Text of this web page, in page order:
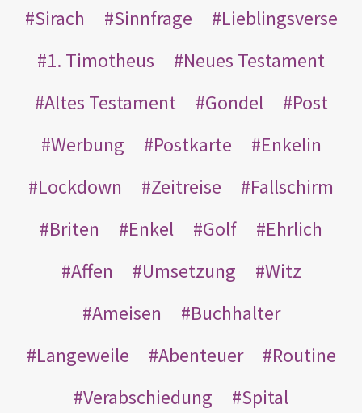
Sirach
Sinnfrage
Lieblingsverse
1. Timotheus
Neues Testament
Altes Testament
Gondel
Post
Werbung
Postkarte
Enkelin
Lockdown
Zeitreise
Fallschirm
Briten
Enkel Golf
Ehrlich
Affen
Umsetzung
Witz
Ameisen
Buchhalter
Langeweile
Abenteuer
Routine
Verabschiedung
Spital